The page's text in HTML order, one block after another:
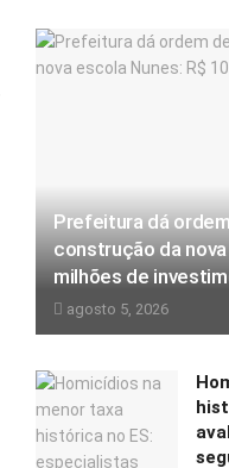
Prefeitura dá
construção da
milhões de
agosto 5, 2026